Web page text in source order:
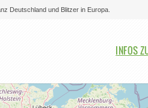
Deutschland und Blitzer in Europa.
Bitte auswählen
INFOS